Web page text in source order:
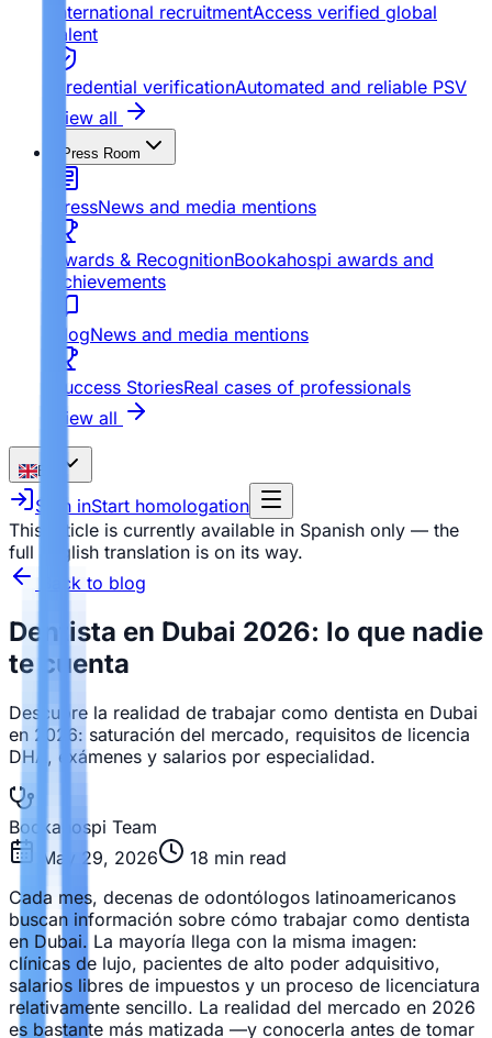
International recruitmentAccess verified global
talent
Credential verificationAutomated and reliable PSV
View all
Press Room
PressNews and media mentions
Awards & RecognitionBookahospi awards and
achievements
BlogNews and media mentions
Success StoriesReal cases of professionals
View all
EN
Sign inStart homologation
This article is currently available in Spanish only — the
full English translation is on its way.
Back to blog
Dentista en Dubai 2026: lo que nadie
te cuenta
Descubre la realidad de trabajar como dentista en Dubai
en 2026: saturación del mercado, requisitos de licencia
DHA, exámenes y salarios por especialidad.
Bookahospi Team
May 29, 2026
18 min read
Cada mes, decenas de odontólogos latinoamericanos
buscan información sobre cómo trabajar como dentista
en Dubai. La mayoría llega con la misma imagen:
clínicas de lujo, pacientes de alto poder adquisitivo,
salarios libres de impuestos y un proceso de licenciatura
relativamente sencillo. La realidad del mercado en 2026
es bastante más matizada —y conocerla antes de tomar